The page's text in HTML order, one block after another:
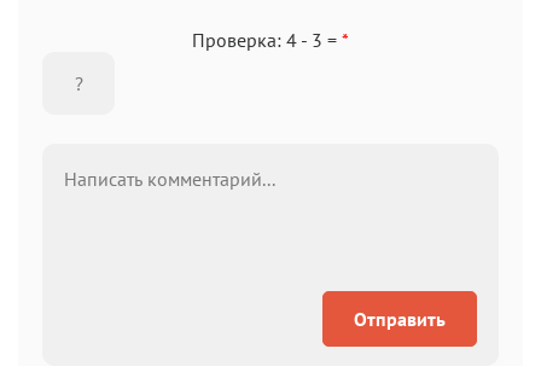
Проверка: 4 - 3 = *
Отправить